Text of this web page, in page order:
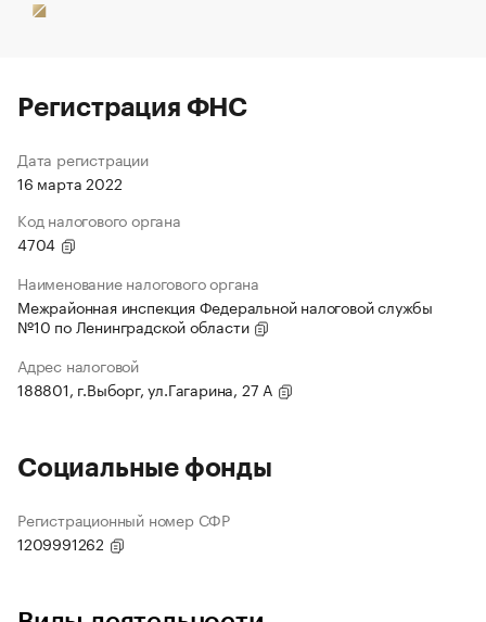
Регистрация ФНС
Дата регистрации
16 марта 2022
Код налогового органа
4704
Наименование налогового органа
Межрайонная инспекция Федеральной налоговой службы
№10 по Ленинградской области
Адрес налоговой
188801, г.Выборг, ул.Гагарина, 27 А
Социальные фонды
Регистрационный номер СФР
1209991262